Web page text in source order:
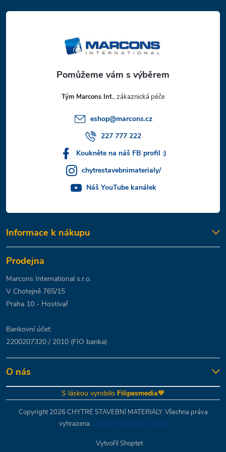
á
Tým Marcons Int.
eshop@marcons.cz
227 777 222
Koukněte na náš FB profil :)
chytrestavebnimaterialy/
Náš YouTube kanálek
Informace k nákupu
Prodejna
Marcons International s.r.o.
V Chotejně 765/15
Praha 10 - Hostivař
Bankovní účet:
2200207320 / 2010 (FIO banka)
O nás
S láskou vyrobilo Filipesmedia🧡
Vytvořil Shoptet
Copyright 2026 CHYTRÉ STAVEBNÍ MATERIÁLY. Všechna práva
vyhrazena. Upravit nastavení cookies